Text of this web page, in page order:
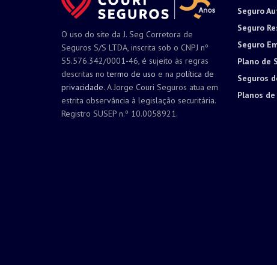
O uso do site da J. Seg Corretora de
Seguros S/S LTDA, inscrita sob o CNPJ nº
55.576.342/0001-46, é sujeito às regras
descritas notermo de uso e na política de
privacidade. A Jorge Couri Seguros atua em
estrita observância à legislação securitária.
Registro SUSEP n.º 10.0058921.
Seguro
Seguro
Seguro
Plano de
Seguros
Planos